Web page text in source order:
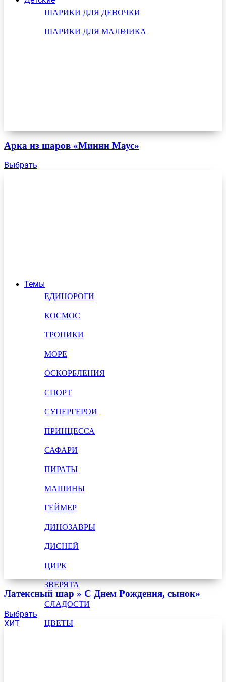
ШАРИКИ ДЛЯ ДЕВОЧКИ
ШАРИКИ ДЛЯ МАЛЬЧИКА
Темы
ЕДИНОРОГИ
КОСМОС
ТРОПИКИ
МОРЕ
ОСКОРБЛЕНИЯ
СПОРТ
СУПЕРГЕРОИ
ПРИНЦЕССА
САФАРИ
ПИРАТЫ
МАШИНЫ
ГЕЙМЕР
ДИНОЗАВРЫ
ДИСНЕЙ
ЦИРК
ЗВЕРЯТА
СЛАДОСТИ
ЦВЕТЫ
Арка из шаров «Минни Маус»
Выбрать
Латексный шар » С Днем Рождения, сынок»
Выбрать
ХИТ